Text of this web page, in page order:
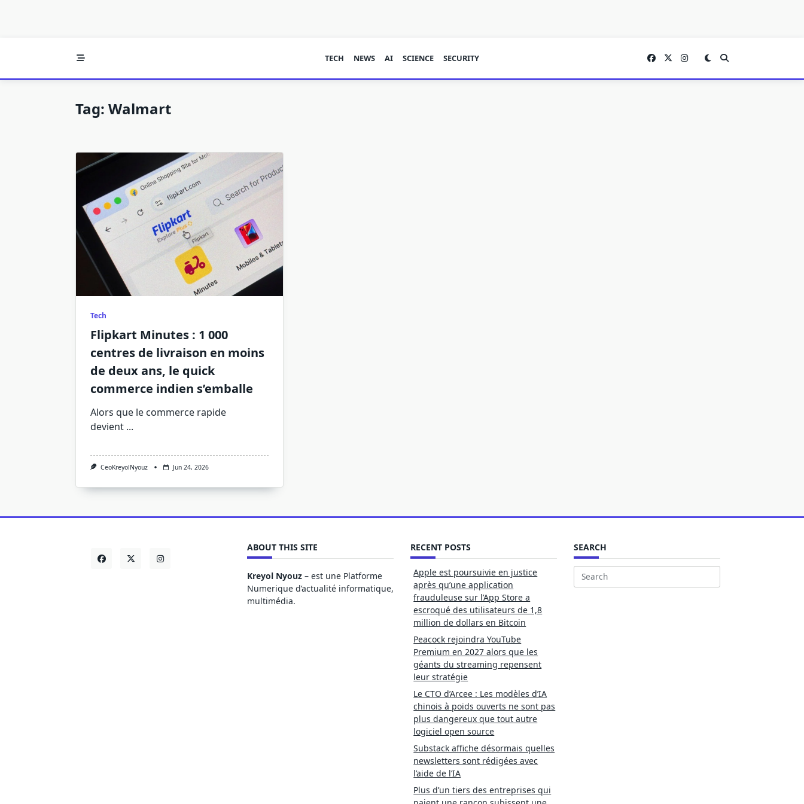
TECH NEWS AI SCIENCE SECURITY
Tag: Walmart
Tech
Flipkart Minutes : 1 000
centres de livraison en moins
de deux ans, le quick
commerce indien s’emballe
Alors que le commerce rapide
devient ...
CeoKreyolNyouz Jun 24, 2026
ABOUT THIS SITE
Kreyol Nyouz – est une Platforme
Numerique d’actualité informatique,
multimédia.
RECENT POSTS
Apple est poursuivie en justice
après qu’une application
frauduleuse sur l’App Store a
escroqué des utilisateurs de 1,8
million de dollars en Bitcoin
Peacock rejoindra YouTube
Premium en 2027 alors que les
géants du streaming repensent
leur stratégie
Le CTO d’Arcee : Les modèles d’IA
chinois à poids ouverts ne sont pas
plus dangereux que tout autre
logiciel open source
Substack affiche désormais quelles
newsletters sont rédigées avec
l’aide de l’IA
Plus d’un tiers des entreprises qui
SEARCH
Search